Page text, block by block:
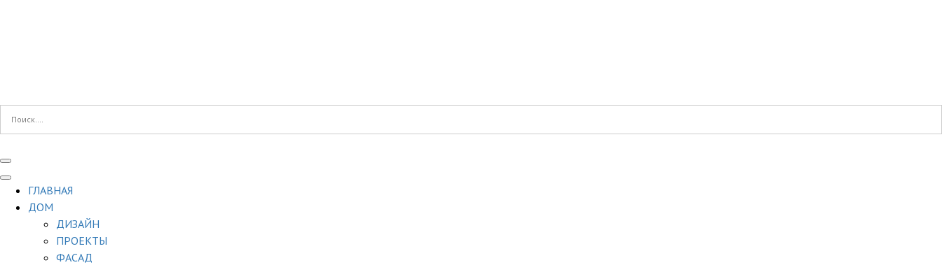
ГЛАВНАЯ
ДОМ
ДИЗАЙН
ПРОЕКТЫ
ФАСАД